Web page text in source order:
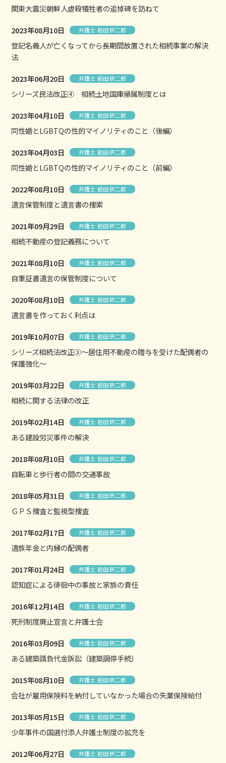
関東大震災朝鮮人虐殺犠牲者の追悼碑を訪ねて
2023年08月10日 弁護士 岩田 研二郎
登記名義人が亡くなってから長期間放置された相続事案の解決
法
2023年06月20日 弁護士 岩田 研二郎
シリーズ民法改正④ 相続土地国庫帰属制度とは
2023年04月10日 弁護士 岩田 研二郎
同性婚とLGBTQの性的マイノリティのこと（後編）
2023年04月03日 弁護士 岩田 研二郎
同性婚とLGBTQの性的マイノリティのこと（前編）
2022年08月10日 弁護士 岩田 研二郎
遺言保管制度と遺言書の捜索
2021年09月29日 弁護士 岩田 研二郎
相続不動産の登記義務について
2021年08月10日 弁護士 岩田 研二郎
自筆証書遺言の保管制度について
2020年08月10日 弁護士 岩田 研二郎
遺言書を作っておく利点は
2019年10月07日 弁護士 岩田 研二郎
シリーズ相続法改正③～居住用不動産の贈与を受けた配偶者の
保護強化～
2019年03月22日 弁護士 岩田 研二郎
相続に関する法律の改正
2019年02月14日 弁護士 岩田 研二郎
ある建設労災事件の解決
2018年08月10日 弁護士 岩田 研二郎
自転車と歩行者の間の交通事故
2018年05月31日 弁護士 岩田 研二郎
ＧＰＳ捜査と監視型捜査
2017年02月17日 弁護士 岩田 研二郎
遺族年金と内縁の配偶者
2017年01月24日 弁護士 岩田 研二郎
認知症による徘徊中の事故と家族の責任
2016年12月14日 弁護士 岩田 研二郎
死刑制度廃止宣言と弁護士会
2016年03月09日 弁護士 岩田 研二郎
ある建築請負代金訴訟（建築調停手続）
2015年08月10日 弁護士 岩田 研二郎
会社が雇用保険料を納付していなかった場合の失業保険給付
2013年05月15日 弁護士 岩田 研二郎
少年事件の国選付添人弁護士制度の拡充を
2012年06月27日 弁護士 岩田 研二郎